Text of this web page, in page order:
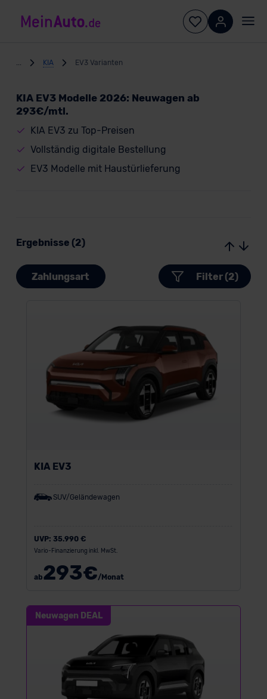
KIA EV3 Varianten
KIA EV3 Modelle 2026: Neuwagen ab
293€/mtl.
KIA EV3 zu Top-Preisen
Vollständig digitale Bestellung
EV3 Modelle mit Haustürlieferung
Ergebnisse (2)
Zahlungsart Filter (2)
KIA EV3
SUV/Geländewagen
UVP: 35.990 €
Vario-Finanzierung inkl. MwSt.
ab293€/Monat
Neuwagen DEAL